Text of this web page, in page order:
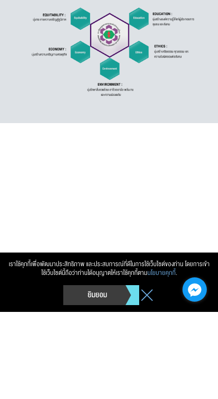
เราใช้คุกกี้เพื่อพัฒนาประสิทธิภาพ และประสบการณ์ที่ดีในการใช้เว็บไซต์ของท่าน โดยการเข้า
ใช้เว็บไซต์นี้ถือว่าท่านได้อนุญาตให้เราใช้คุกกี้ตามนโยบายคุกกี้.
ยิมยอม